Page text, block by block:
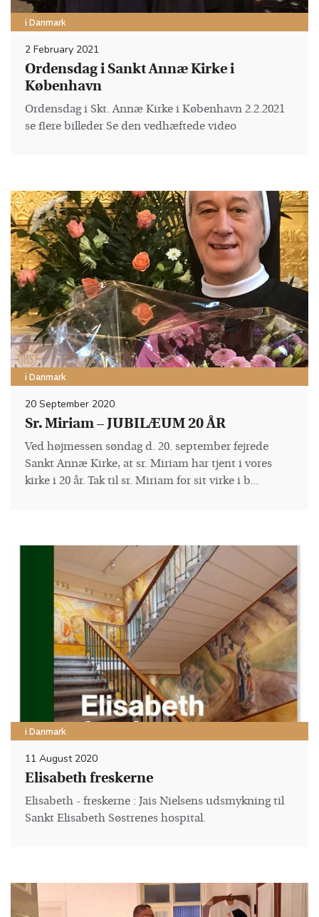
i Danmark
2 February 2021
Ordensdag i Sankt Annæ Kirke i
København
Ordensdag i Skt. Annæ Kirke i København 2.2.2021
se flere billeder Se den vedhæftede video
i Danmark
20 September 2020
Sr. Miriam – JUBILÆUM 20 ÅR
Ved højmessen søndag d. 20. september fejrede
Sankt Annæ Kirke, at sr. Miriam har tjent i vores
kirke i 20 år. Tak til sr. Miriam for sit virke i b...
i Danmark
11 August 2020
Elisabeth freskerne
Elisabeth - freskerne : Jais Nielsens udsmykning til
Sankt Elisabeth Søstrenes hospital.